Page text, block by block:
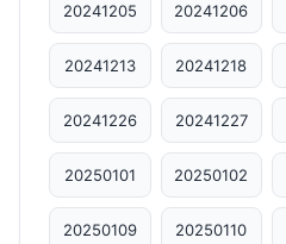
20241205 20241206
20241213 20241218
20241226 20241227
20250101 20250102
20250109 20250110